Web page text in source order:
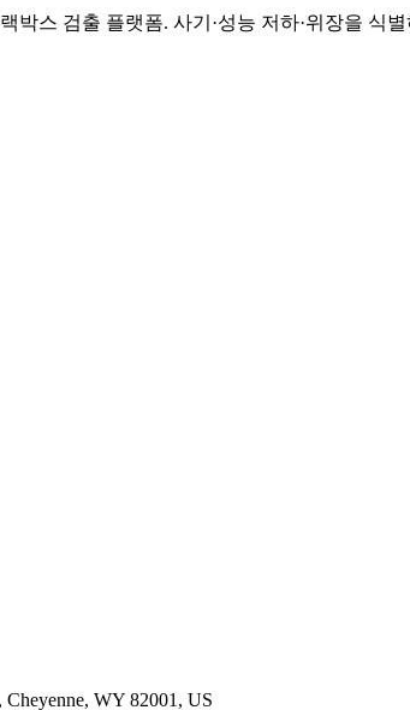
박스 검출 플랫폼. 사기·성능 저하·위장을 식
Cheyenne, WY 82001, US